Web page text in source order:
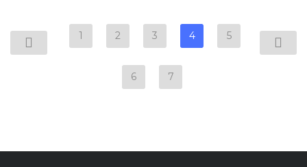
1 2 3 4 5
6 7